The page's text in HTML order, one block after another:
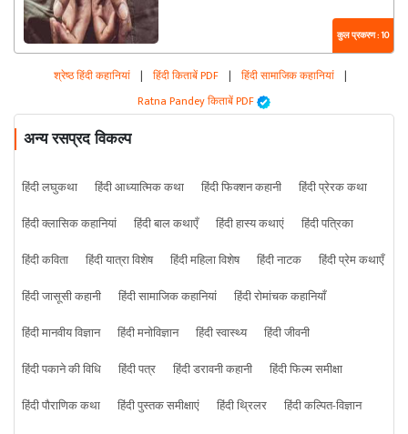
कुल प्रकरण : 10
श्रेष्ठ हिंदी कहानियां | हिंदी किताबें PDF | हिंदी सामाजिक कहानियां |
Ratna Pandey किताबें PDF
अन्य रसप्रद विकल्प
हिंदी लघुकथा हिंदी आध्यात्मिक कथा हिंदी फिक्शन कहानी
हिंदी प्रेरक कथा
हिंदी क्लासिक कहानियां
हिंदी बाल कथाएँ हिंदी हास्य कथाएं
हिंदी पत्रिका
हिंदी कविता
हिंदी यात्रा विशेष हिंदी महिला विशेष हिंदी नाटक
हिंदी प्रेम कथाएँ
हिंदी जासूसी कहानी
हिंदी सामाजिक कहानियां
हिंदी रोमांचक कहानियाँ
हिंदी मानवीय विज्ञान
हिंदी मनोविज्ञान हिंदी स्वास्थ्य
हिंदी जीवनी
हिंदी पकाने की विधि
हिंदी पत्र हिंदी डरावनी कहानी
हिंदी फिल्म समीक्षा
हिंदी पौराणिक कथा
हिंदी पुस्तक समीक्षाएं हिंदी थ्रिलर
हिंदी कल्पित-विज्ञान